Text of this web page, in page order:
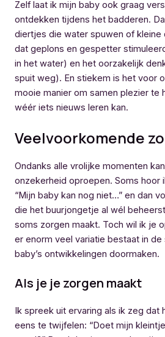
Zelf laat ik mijn baby ook graag
ontdekken tijdens het badderen.
diertjes die water spuwen of kleine
dat geplons en gespetter
in het water) en het oorzakelijk
spuit weg). En stiekem is het voor
mooie manier om samen plezier te
wéér iets nieuws leren kan.
Veelvoorkomende
Ondanks alle vrolijke momenten
onzekerheid oproepen. Soms hoor
“Mijn baby kan nog niet…” en dan
die het buurjongetje al wél
soms zorgen maakt. Toch wil ik je
er enorm veel variatie bestaat in de
baby’s ontwikkelingen doormaken.
Als je je zorgen maakt
Ik spreek uit ervaring als ik zeg dat
eens te twijfelen: “Doet mijn